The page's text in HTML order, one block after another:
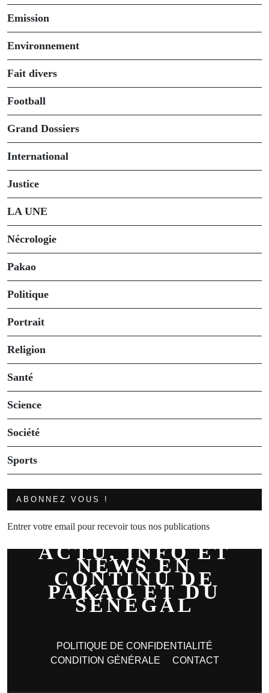
Emission
Environnement
Fait divers
Football
Grand Dossiers
International
Justice
LA UNE
Nécrologie
Pakao
Politique
Portrait
Religion
Santé
Science
Société
Sports
ABONNEZ VOUS !
Entrer votre email pour recevoir tous nos publications
ACTU, INFO ET
NEWS EN
CONTINU DE
PAKAO ET DU
SÉNÉGAL
POLITIQUE DE CONFIDENTIALITÉ
CONDITION GÉNÉRALE
CONTACT